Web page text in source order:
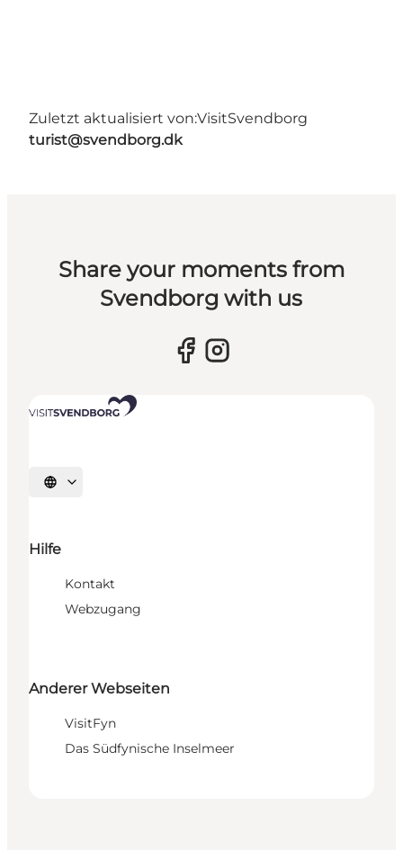
Zuletzt aktualisiert von:VisitSvendborg
turist@svendborg.dk
Share your moments from
Svendborg with us
Sprache auswählen
Hilfe
Kontakt
Webzugang
Anderer Webseiten
VisitFyn
Das Südfynische Inselmeer